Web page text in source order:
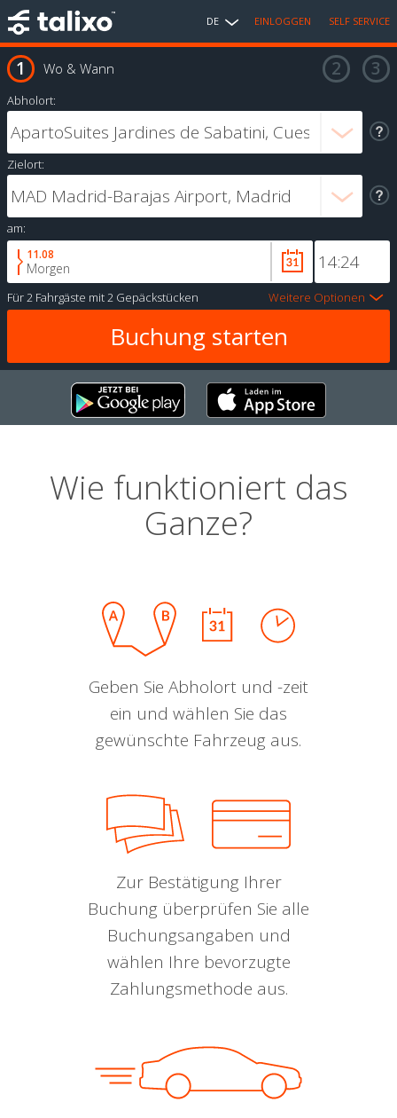
DE EINLOGGEN SELF SERVICE
Wo & Wann
Abholort:
Zielort:
am:
11.08
Morgen
Für2 Fahrgäste mit2 Gepäckstücken Weitere Optionen
Wie funktioniert das
Ganze?
Geben Sie Abholort und -zeit
ein und wählen Sie das
gewünschte Fahrzeug aus.
Zur Bestätigung Ihrer
Buchung überprüfen Sie alle
Buchungsangaben und
wählen Ihre bevorzugte
Zahlungsmethode aus.